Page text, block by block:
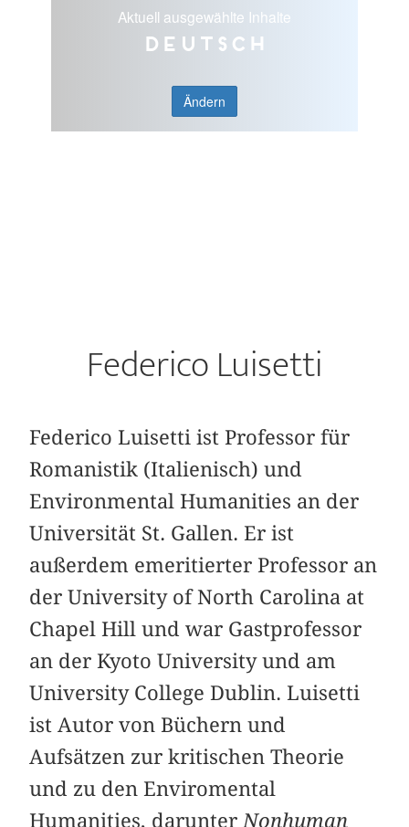
Aktuell ausgewählte Inhalte
Deutsch
Ändern
Federico Luisetti
Federico Luisetti ist Professor für
Roma­nistik (Italienisch) und
Environmental Humanities an der
Universität St. Gallen. Er ist
außerdem emeritierter Professor an
der University of North Carolina at
Chapel Hill und war Gastprofessor
an der Kyoto University und am
University College Dublin. Luisetti
ist Autor von Büchern und
Aufsätzen zur kritischen Theorie
und zu den Enviromental
Humanities, darunter Nonhuman